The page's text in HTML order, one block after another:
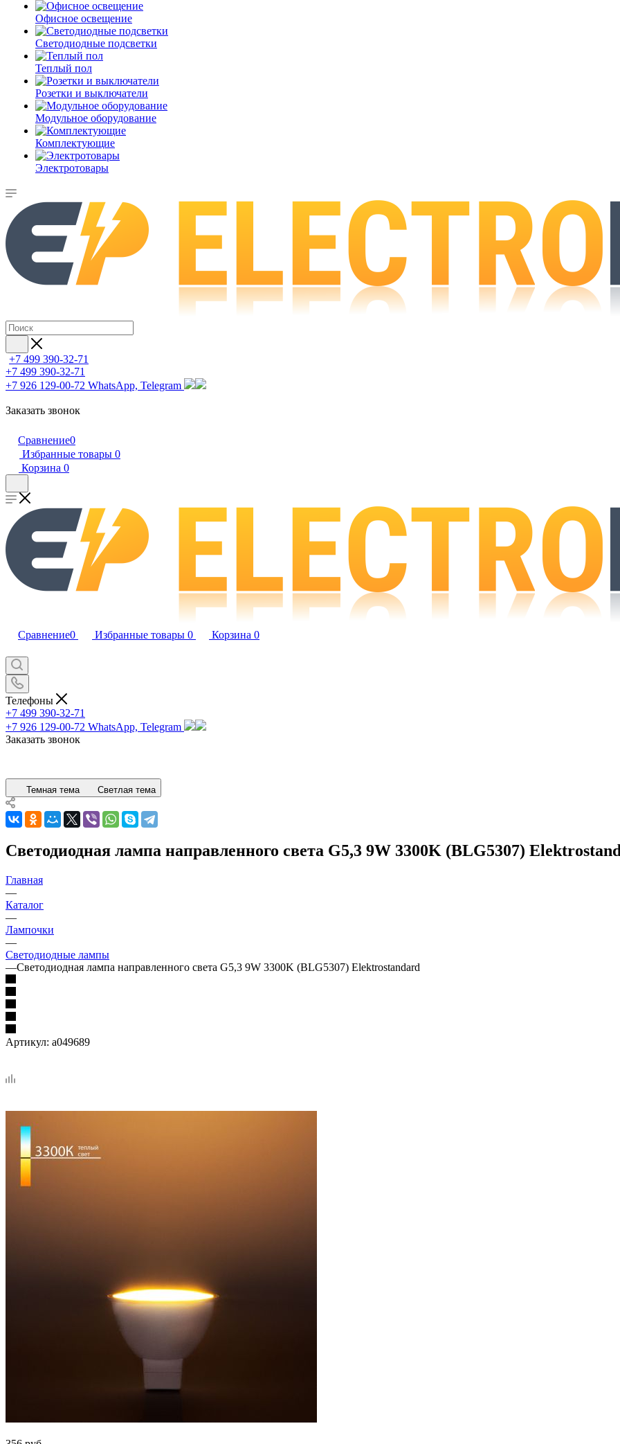
Офисное освещение
Светодиодные подсветки
Теплый пол
Розетки и выключатели
Модульное оборудование
Комплектующие
Электротовары
+7 499 390-32-71
+7 499 390-32-71
+7 926 129-00-72 WhatsApp, Telegram
Заказать звонок
Сравнение0
Избранные товары 0
Корзина 0
Сравнение0 Избранные товары 0 Корзина 0
Телефоны
+7 499 390-32-71
+7 926 129-00-72 WhatsApp, Telegram
Заказать звонок
Темная тема Светлая тема
Светодиодная лампа направленного света G5,3 9W 3300K (BLG5307)
Главная
—
Каталог
—
Лампочки
—
Светодиодные лампы
—Светодиодная лампа направленного света G5,3 9W 3300K (BLG5307) Elektrostandard
Артикул: a049689